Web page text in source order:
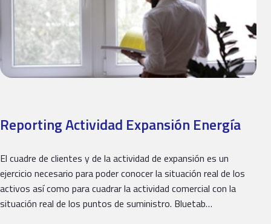
Reporting Actividad Expansión Energía
El cuadre de clientes y de la actividad de expansión es un
ejercicio necesario para poder conocer la situación real de los
activos así como para cuadrar la actividad comercial con la
situación real de los puntos de suministro. Bluetab…